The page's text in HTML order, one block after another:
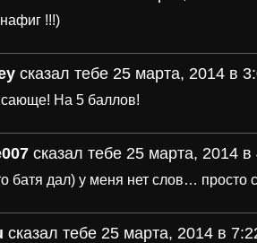
!!!)
сказал тебе 25 марта, 2014 в
На 5 баллов!
сказал тебе 25 марта, 2014
батя дал) у меня нет слов… просто
сказал тебе 25 марта, 2014 в